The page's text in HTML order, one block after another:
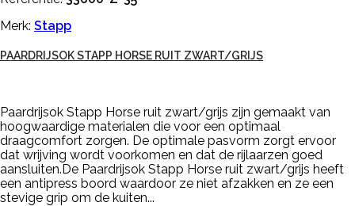
Merk: Stapp
PAARDRIJSOK STAPP HORSE RUIT ZWART/GRIJS
Paardrijsok Stapp Horse ruit zwart/grijs zijn gemaakt van
hoogwaardige materialen die voor een optimaal
draagcomfort zorgen. De optimale pasvorm zorgt ervoor
dat wrijving wordt voorkomen en dat de rijlaarzen goed
aansluiten.De Paardrijsok Stapp Horse ruit zwart/grijs heeft
een antipress boord waardoor ze niet afzakken en ze een
stevige grip om de kuiten...